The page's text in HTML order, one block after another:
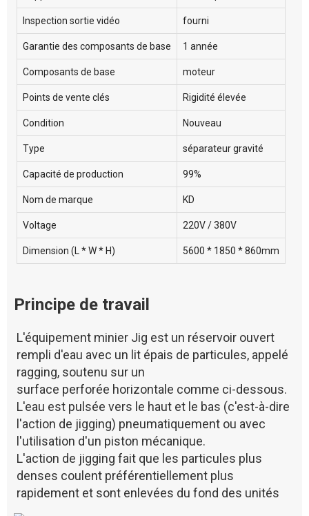
Inspection sortie vidéo fourni
Garantie des composants de base 1 année
Composants de base moteur
Points de vente clés Rigidité élevée
Condition Nouveau
Type séparateur gravité
Capacité de production 99%
Nom de marque KD
Voltage 220V / 380V
Dimension (L * W * H) 5600 * 1850 * 860mm
Principe de travail
L'équipement minier Jig est un réservoir ouvert
rempli d'eau avec un lit épais de particules, appelé
ragging, soutenu sur un
surface perforée horizontale comme ci-dessous.
L'eau est pulsée vers le haut et le bas (c'est-à-dire
l'action de jigging) pneumatiquement ou avec
l'utilisation d'un piston mécanique.
L'action de jigging fait que les particules plus
denses coulent préférentiellement plus
rapidement et sont enlevées du fond des unités